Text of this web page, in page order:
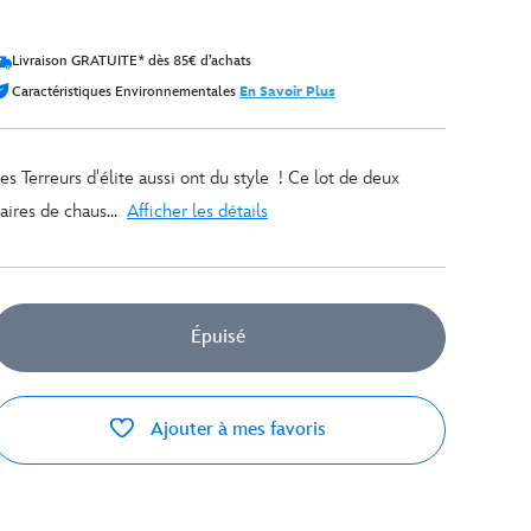
Livraison GRATUITE* dès 85€ d’achats
Caractéristiques Environnementales En Savoir Plus
Terreurs d'élite aussi ont du style ! Ce lot de deux
de chaus... Afficher les détails
Épuisé
Ajouter à mes favoris